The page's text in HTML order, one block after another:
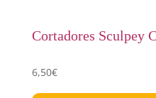
Cortadores Sculpey
6,50€